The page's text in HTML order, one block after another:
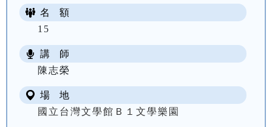
名 額
15
講 師
陳志榮
場 地
國立台灣文學館Ｂ１文學樂園